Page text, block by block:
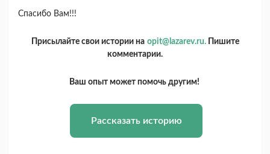
Спасибо Вам!!!
Присылайте свои истории на opit@lazarev.ru.Пишите
комментарии.
Ваш опыт может помочь другим!
Рассказать историю